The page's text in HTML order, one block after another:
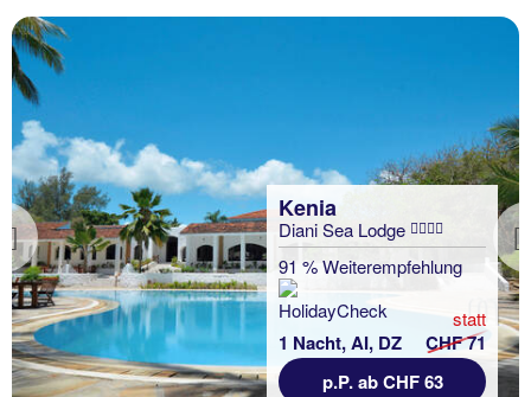
Previous
Kenia
Diani Sea Lodge
91 % Weiterempfehlung
1 Nacht, AI, DZ
statt
CHF 71
p.P. ab CHF 63